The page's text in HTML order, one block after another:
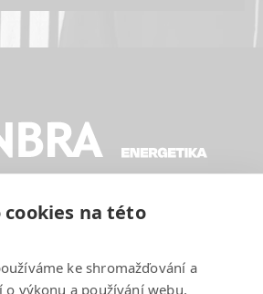
na této
ke shromažďování a
o výkonu a používání webu,
Dohled a servis